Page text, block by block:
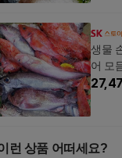
생물
어 모
런 상품 어떠세요?